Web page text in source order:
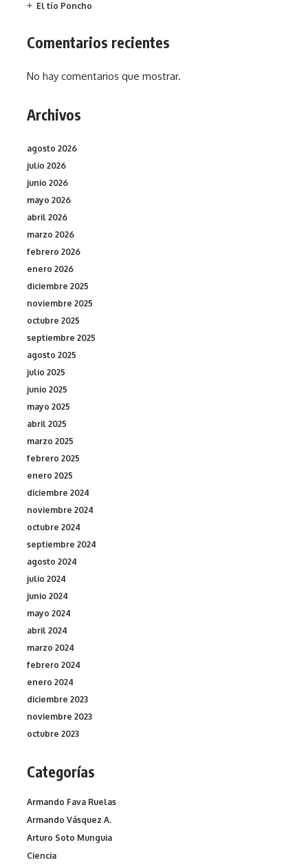
El tío Poncho
Comentarios recientes
No hay comentarios que mostrar.
Archivos
agosto 2026
julio 2026
junio 2026
mayo 2026
abril 2026
marzo 2026
febrero 2026
enero 2026
diciembre 2025
noviembre 2025
octubre 2025
septiembre 2025
agosto 2025
julio 2025
junio 2025
mayo 2025
abril 2025
marzo 2025
febrero 2025
enero 2025
diciembre 2024
noviembre 2024
octubre 2024
septiembre 2024
agosto 2024
julio 2024
junio 2024
mayo 2024
abril 2024
marzo 2024
febrero 2024
enero 2024
diciembre 2023
noviembre 2023
octubre 2023
Categorías
Armando Fava Ruelas
Armando Vásquez A.
Arturo Soto Munguia
Ciencia